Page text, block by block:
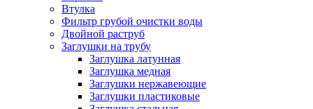
Втулка
Фильтр грубой очистки воды
Двойной раструб
Заглушки на трубу
Заглушка латунная
Заглушка медная
Заглушки нержавеющие
Заглушки пластиковые